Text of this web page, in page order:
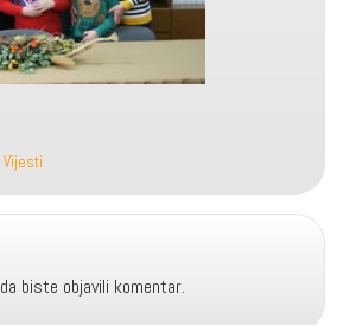
Vijesti
da biste objavili komentar.